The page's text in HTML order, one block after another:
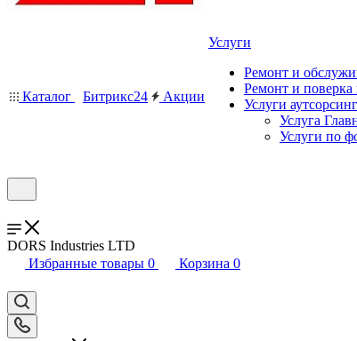
Каталог Битрикс24 Акции
Услуги
Ремонт и
Ремонт и поверка
Услуги
Услуга
Услуги по
DORS Industries LTD
Избранные товары 0 Корзина 0